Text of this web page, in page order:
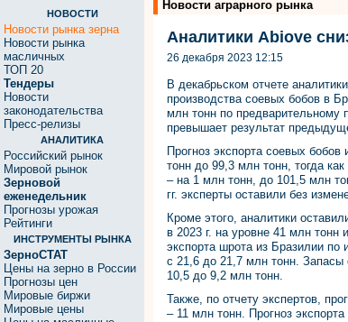
НОВОСТИ
Новости рынка зерна
Новости рынка
масличных
ТОП 20
Тендеры
Новости
законодательства
Пресс-релизы
АНАЛИТИКА
Российский рынок
Мировой рынок
Зерновой
еженедельник
Прогнозы урожая
Рейтинги
ИНСТРУМЕНТЫ РЫНКА
ЗерноСТАТ
Цены на зерно в России
Прогнозы цен
Мировые биржи
Мировые цены
Новости аграрного рынка
Аналитики Abiove
26 декабря 2023 12:15
В декабрьском отчете
производства соевых бобов в
млн тонн по предварительному
превышает результат
Прогноз экспорта соевых
тонн до 99,3 млн тонн, тогда
– на 1 млн тонн, до 101,5 млн
гг. эксперты оставили без
Кроме этого, аналитики
в 2023 г. на уровне 41 млн тонн
экспорта шрота из Бразилии по
с 21,6 до 21,7 млн тонн. Запасы
10,5 до 9,2 млн тонн.
Также, по отчету экспертов,
– 11 млн тонн. Прогноз